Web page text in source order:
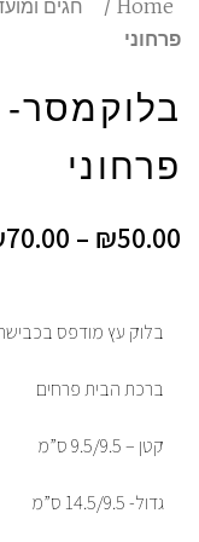
Home חגים
פרחוני
פרחוני
₪50.00
–
70.00
בלוק עץ מודפס
ברכת הבית פרחים
קטן – 9.5/9.5 ס”מ
גדול- 14.5/9.5 ס”מ